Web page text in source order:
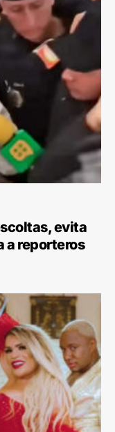
evita
a reporteros